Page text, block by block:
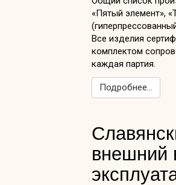
«Пятый элемент»,
Все изделия
комплектом
каждая партия.
Подробнее...
внешний